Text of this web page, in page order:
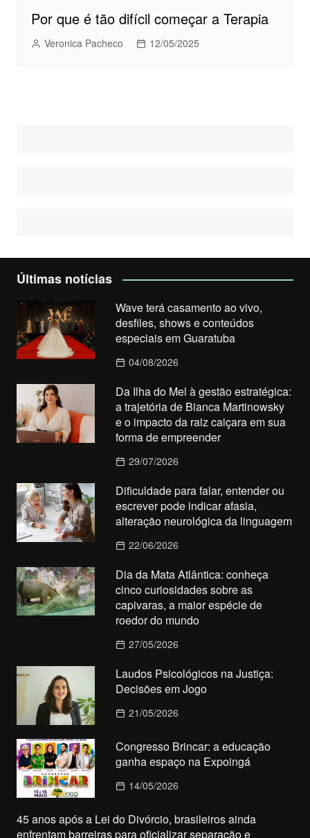
Por que é tão difícil começar a Terapia
Veronica Pacheco 12/05/2025
Últimas notícias
Wave terá casamento ao vivo,
desfiles, shows e conteúdos
especiais em Guaratuba
04/08/2026
Da Ilha do Mel à gestão estratégica:
a trajetória de Bianca Martinowsky
e o impacto da raiz caiçara em sua
forma de empreender
29/07/2026
Dificuldade para falar, entender ou
escrever pode indicar afasia,
alteração neurológica da linguagem
22/06/2026
Dia da Mata Atlântica: conheça
cinco curiosidades sobre as
capivaras, a maior espécie de
roedor do mundo
27/05/2026
Laudos Psicológicos na Justiça:
Decisões em Jogo
21/05/2026
Congresso Brincar: a educação
ganha espaço na Expoingá
14/05/2026
45 anos após a Lei do Divórcio, brasileiros ainda
enfrentam barreiras para oficializar separação e